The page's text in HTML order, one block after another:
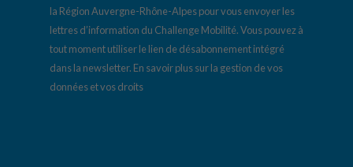
la Région Auvergne-Rhône-Alpes pour vous envoyer les
lettres d’information du Challenge Mobilité. Vous pouvez à
tout moment utiliser le lien de désabonnement intégré
dans la newsletter. En savoir plus sur la gestion de vos
données et vos droits